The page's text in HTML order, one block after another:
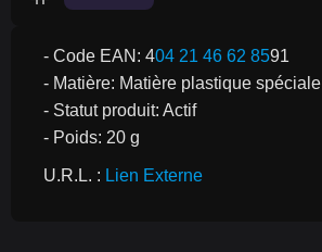
- Code EAN: 404 21 46 62 8591
- Matière: Matière plastique spéciale
- Statut produit: Actif
- Poids: 20 g
U.R.L. : Lien Externe